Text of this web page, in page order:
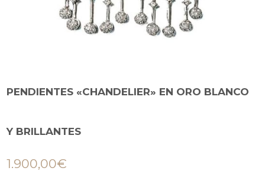
PENDIENTES «CHANDELIER» EN ORO BLANCO
Y BRILLANTES
1.900,00€